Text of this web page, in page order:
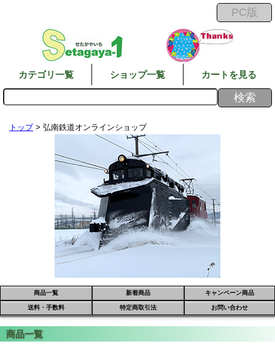
カテゴリ一覧 ショップ一覧 カートを見る
トップ> 弘南鉄道オンラインショップ
商品一覧 新着商品 キャンペーン商品
送料・手数料 特定商取引法 お問い合わせ